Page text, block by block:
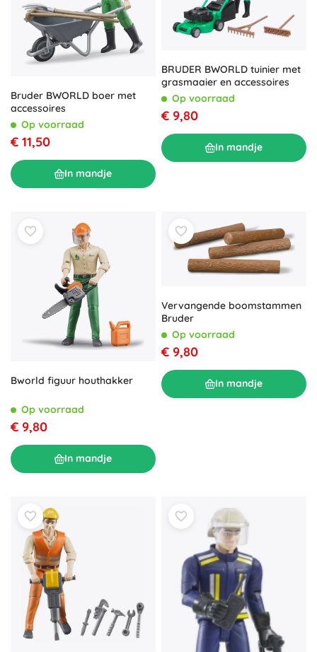
Bruder BWORLD boer met
accessoires
Op voorraad
€ 11,50
In mandje
BRUDER BWORLD tuinier met
grasmaaier en accessoires
Op voorraad
€ 9,80
In mandje
Bworld figuur houthakker
Op voorraad
€ 9,80
In mandje
Vervangende boomstammen
Bruder
Op voorraad
€ 9,80
In mandje